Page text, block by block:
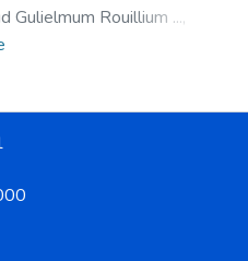
Gulielmum Rouillium ...,
Franciscus (O.F.M. Cap.),